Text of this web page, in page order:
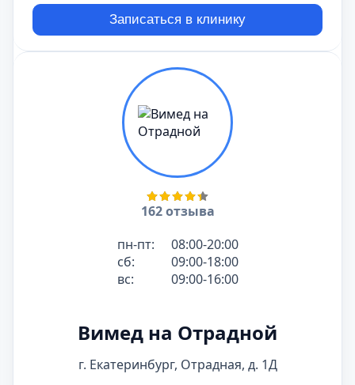
Записаться в клинику
162 отзыва
пн-пт:
08:00-20:00
сб:
09:00-18:00
вс:
09:00-16:00
Вимед на Отрадной
г. Екатеринбург, Отрадная, д. 1Д